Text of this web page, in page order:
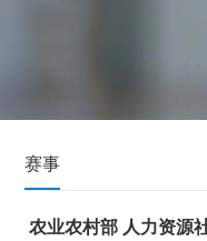
赛事
农业农村部 人力资源